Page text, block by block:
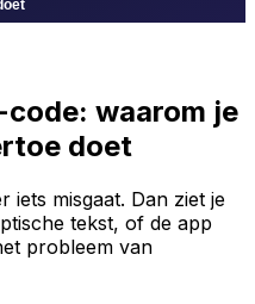
waarom je
doet
misgaat. Dan ziet je
tekst, of de app
probleem van